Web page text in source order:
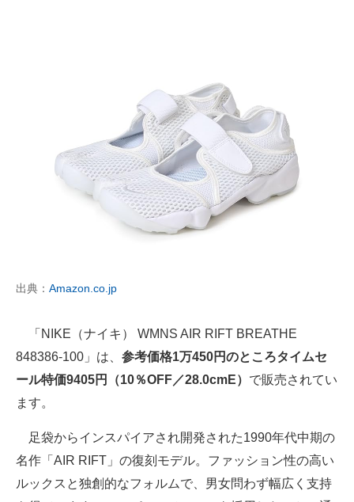
出典： Amazon.co.jp
「NIKE（ナイキ） WMNS AIR RIFT BREATHE
848386-100」は、 参考価格1万450円のところタイムセ
ール特価9405円（10％OFF／28.0cmE） で販売されてい
ます。
足袋からインスパイアされ開発された1990年代中期の
名作「AIR RIFT」の復刻モデル。ファッション性の高い
ルックスと独創的なフォルムで、男女問わず幅広く支持